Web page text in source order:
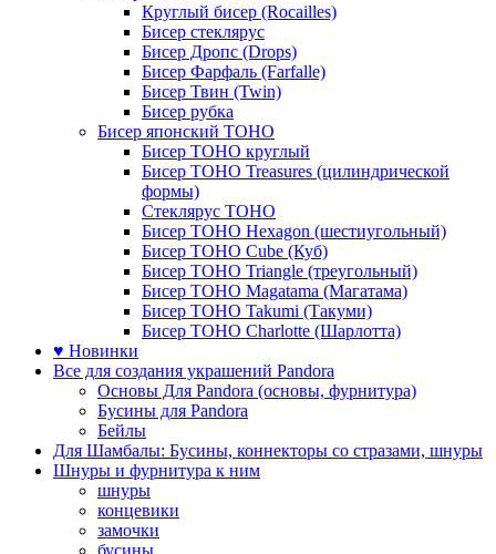
Круглый бисер (Rocailles)
Бисер стеклярус
Бисер Дропс (Drops)
Бисер Фарфаль (Farfalle)
Бисер Твин (Twin)
Бисер рубка
Бисер японский TOHO
Бисер TOHO круглый
Бисер TOHO Treasures (цилиндрической
формы)
Стеклярус TOHO
Бисер TOHO Hexagon (шестиугольный)
Бисер TOHO Cube (Куб)
Бисер TOHO Triangle (треугольный)
Бисер TOHO Magatama (Магатама)
Бисер TOHO Takumi (Такуми)
Бисер TOHO Charlotte (Шарлотта)
♥ Новинки
Все для создания украшений Pandora
Основы Для Pandora (основы, фурнитура)
Бусины для Pandora
Бейлы
Для Шамбалы: Бусины, коннекторы со стразами, шнуры
Шнуры и фурнитура к ним
шнуры
концевики
замочки